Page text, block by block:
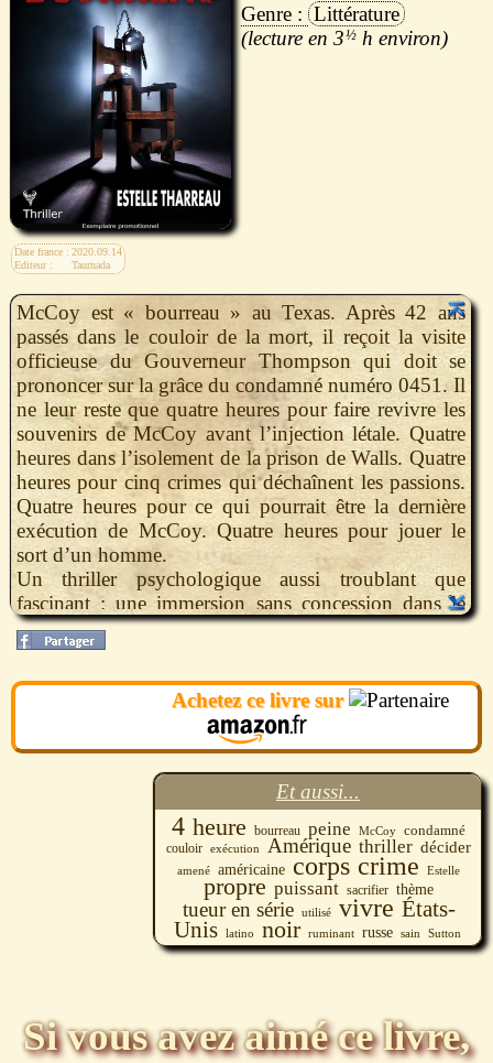
Date france : 2020.09.14
Editeur :
Taurnada
Littérature
3½ h
McCoy est « bourreau » au Texas. Après 42 ans
passés dans le couloir de la mort, il reçoit la visite
officieuse du Gouverneur Thompson qui doit se
prononcer sur la grâce du condamné numéro 0451. Il
ne leur reste que quatre heures pour faire revivre les
souvenirs de McCoy avant l’injection létale. Quatre
heures dans l’isolement de la prison de Walls. Quatre
heures pour cinq crimes qui déchaînent les passions.
Quatre heures pour ce qui pourrait être la dernière
exécution de McCoy. Quatre heures pour jouer le
sort d’un homme.
Un thriller psychologique aussi troublant que
fascinant : une immersion sans concession dans le
couloir de la mort et ses procédures d’exécution.
Achetez ce livre sur
Et aussi...
4 heure bourreau peine McCoy condamné
couloir exécution Amérique thriller décider
amené américaine corps crime Estelle
propre puissant sacrifier thème
tueur en série utilisé vivre États-
Unis
latino noir ruminant russe sain Sutton
Si vous avez aimé ce livre,